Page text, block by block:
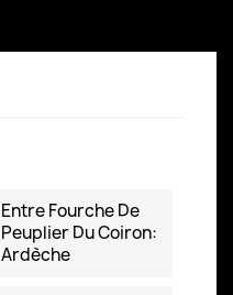
Entre Fourche De
Peuplier Du Coiron:
Ardèche